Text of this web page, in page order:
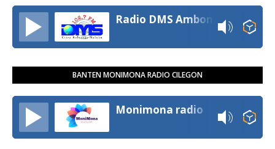
Radio DMS Ambon
BANTEN MONIMONA RADIO CILEGON
Monimona radio